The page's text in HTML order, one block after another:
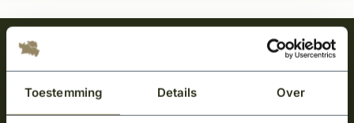
Toestemming Details Over
Meld je aan en ontvang het laatste nieuws
over onze kempische bouwstijl!
Aanmelden voor de nieuwsbrief